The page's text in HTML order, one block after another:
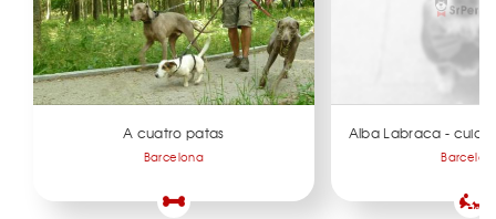
A cuatro patas
Barcelona
Alba Labraca -